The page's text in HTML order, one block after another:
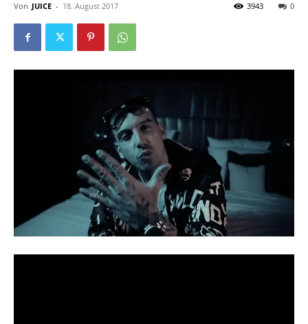
Von JUICE - 18. August 2017 0
3943